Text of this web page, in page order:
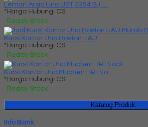
Lemari Arsip Uno UST 2354 B ( ....
*Harga Hubungi CS
Ready Stock
Kursi Kantor Uno Boston HAU
*Harga Hubungi CS
Ready Stock
Kursi Kantor Uno Muchen HR Bla....
*Harga Hubungi CS
Ready Stock
Katalog Produk
Info Bank